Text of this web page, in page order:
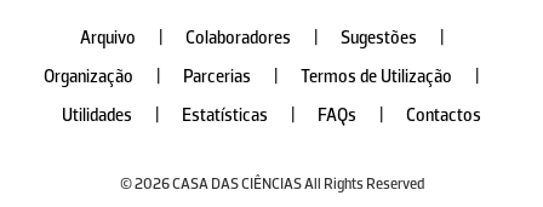
Arquivo Colaboradores Sugestões
Organização
Parcerias Termos de Utilização
Utilidades
Estatísticas FAQs Contactos
© 2026 CASA DAS CIÊNCIAS All Rights Reserved